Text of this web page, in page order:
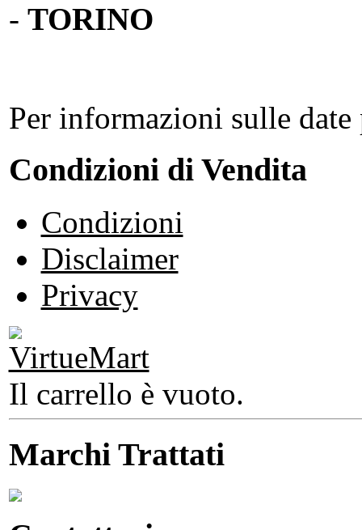
- TORINO
Per informazioni sulle
Condizioni di Vendita
Condizioni
Disclaimer
Privacy
Il carrello è vuoto.
Marchi Trattati